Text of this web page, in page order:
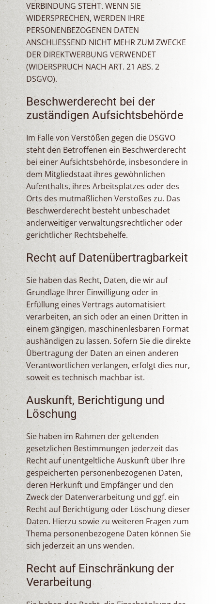
VERBINDUNG STEHT. WENN SIE
WIDERSPRECHEN, WERDEN IHRE
PERSONENBEZOGENEN DATEN
ANSCHLIESSEND NICHT MEHR ZUM ZWECKE
DER DIREKTWERBUNG VERWENDET
(WIDERSPRUCH NACH ART. 21 ABS. 2
DSGVO).
Beschwerde­recht bei der
zuständigen Aufsichts­behörde
Im Falle von Verstößen gegen die DSGVO
steht den Betroffenen ein Beschwerderecht
bei einer Aufsichtsbehörde, insbesondere in
dem Mitgliedstaat ihres gewöhnlichen
Aufenthalts, ihres Arbeitsplatzes oder des
Orts des mutmaßlichen Verstoßes zu. Das
Beschwerderecht besteht unbeschadet
anderweitiger verwaltungsrechtlicher oder
gerichtlicher Rechtsbehelfe.
Recht auf Daten­übertrag­barkeit
Sie haben das Recht, Daten, die wir auf
Grundlage Ihrer Einwilligung oder in
Erfüllung eines Vertrags automatisiert
verarbeiten, an sich oder an einen Dritten in
einem gängigen, maschinenlesbaren Format
aushändigen zu lassen. Sofern Sie die direkte
Übertragung der Daten an einen anderen
Verantwortlichen verlangen, erfolgt dies nur,
soweit es technisch machbar ist.
Auskunft, Berichtigung und
Löschung
Sie haben im Rahmen der geltenden
gesetzlichen Bestimmungen jederzeit das
Recht auf unentgeltliche Auskunft über Ihre
gespeicherten personenbezogenen Daten,
deren Herkunft und Empfänger und den
Zweck der Datenverarbeitung und ggf. ein
Recht auf Berichtigung oder Löschung dieser
Daten. Hierzu sowie zu weiteren Fragen zum
Thema personenbezogene Daten können Sie
sich jederzeit an uns wenden.
Recht auf Einschränkung der
Verarbeitung